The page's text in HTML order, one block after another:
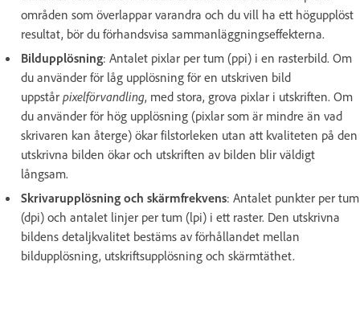
områden som överlappar varandra och du vill ha ett högupplöst
resultat, bör du förhandsvisa sammanläggningseffekterna.
Bildupplösning: Antalet pixlar per tum (ppi) i en rasterbild. Om
du använder för låg upplösning för en utskriven bild
uppstår pixelförvandling, med stora, grova pixlar i utskriften. Om
du använder för hög upplösning (pixlar som är mindre än vad
skrivaren kan återge) ökar filstorleken utan att kvaliteten på den
utskrivna bilden ökar och utskriften av bilden blir väldigt
långsam.
Skrivarupplösning och skärmfrekvens: Antalet punkter per tum
(dpi) och antalet linjer per tum (lpi) i ett raster. Den utskrivna
bildens detaljkvalitet bestäms av förhållandet mellan
bildupplösning, utskriftsupplösning och skärmtäthet.